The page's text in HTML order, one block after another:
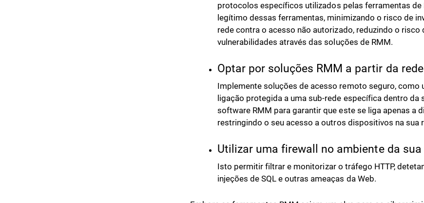
protocolos específicos utilizados pelas ferramentas de
legítimo dessas ferramentas, minimizando o risco de
rede contra o acesso não autorizado, reduzindo o risco
vulnerabilidades através das soluções de RMM.
Optar por soluções RMM a partir da
Implemente soluções de acesso remoto seguro, como
ligação protegida a uma sub-rede específica dentro da
software RMM para garantir que este se liga apenas a
restringindo o seu acesso a outros dispositivos na sua
Utilizar uma firewall no ambiente da
Isto permitir filtrar e monitorizar o tráfego HTTP,
injeções de SQL e outras ameaças da Web.